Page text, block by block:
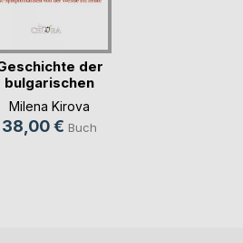
der
bulgarischen
Literatur
Milena Kirova
38,00 € Buch